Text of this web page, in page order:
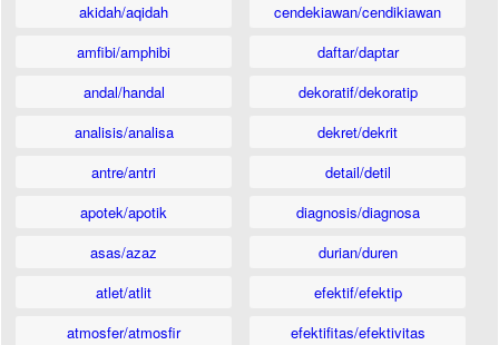
akidah/aqidah
amfibi/amphibi
andal/handal
analisis/analisa
antre/antri
apotek/apotik
asas/azaz
atlet/atlit
atmosfer/atmosfir
cendekiawan/cendikiawan
daftar/daptar
dekoratif/dekoratip
dekret/dekrit
detail/detil
diagnosis/diagnosa
durian/duren
efektif/efektip
efektifitas/efektivitas